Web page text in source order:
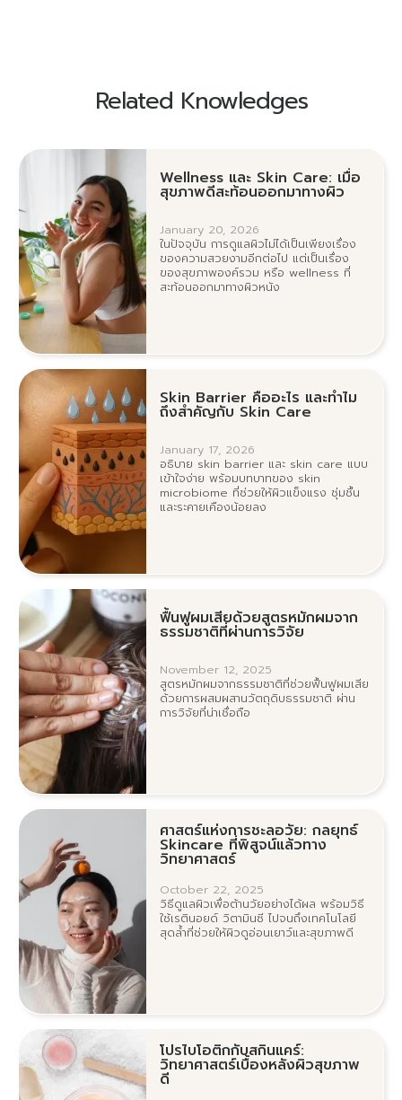
Related Knowledges
Wellness และ Skin Care: เมื่อ
สุขภาพดีสะท้อนออกมาทางผิว
January 20, 2026
ในปัจจุบัน การดูแลผิวไม่ได้เป็นเพียงเรื่อง
ของความสวยงามอีกต่อไป แต่เป็นเรื่อง
ของสุขภาพองค์รวม หรือ wellness ที่
สะท้อนออกมาทางผิวหนัง
Skin Barrier คืออะไร และทำไม
ถึงสำคัญกับ Skin Care
January 17, 2026
อธิบาย skin barrier และ skin care แบบ
เข้าใจง่าย พร้อมบทบาทของ skin
microbiome ที่ช่วยให้ผิวแข็งแรง ชุ่มชื้น
และระคายเคืองน้อยลง
ฟื้นฟูผมเสียด้วยสูตรหมักผมจาก
ธรรมชาติที่ผ่านการวิจัย
November 12, 2025
สูตรหมักผมจากธรรมชาติที่ช่วยฟื้นฟูผมเสีย
ด้วยการผสมผสานวัตถุดิบธรรมชาติ ผ่าน
การวิจัยที่น่าเชื่อถือ
ศาสตร์แห่งการชะลอวัย: กลยุทธ์
Skincare ที่พิสูจน์แล้วทาง
วิทยาศาสตร์
October 22, 2025
วิธีดูแลผิวเพื่อต้านวัยอย่างได้ผล พร้อมวิธี
ใช้เรตินอยด์ วิตามินซี ไปจนถึงเทคโนโลยี
สุดล้ำที่ช่วยให้ผิวดูอ่อนเยาว์และสุขภาพดี
โปรไบโอติกกับสกินแคร์:
วิทยาศาสตร์เบื้องหลังผิวสุขภาพ
ดี